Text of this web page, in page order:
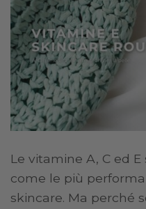
Le vitamine A, C ed
come le più
skincare. Ma perché